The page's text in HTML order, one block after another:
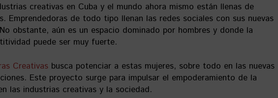
creativas en Cuba y el mundo ahora mismo están llenas de
Emprendedoras de todo tipo llenan las redes sociales con sus nuevas
obstante, aún es un espacio dominado por hombres y donde la
puede ser muy fuerte.
Creativas busca potenciar a estas mujeres, sobre todo en las nuevas
Este proyecto surge para impulsar el empoderamiento de la
las industrias creativas y la sociedad.